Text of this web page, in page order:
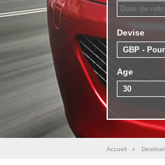
Devise
Age
Accueil »